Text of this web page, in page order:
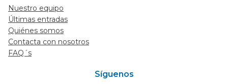
Nuestro equipo
Últimas entradas
Quiénes somos
Contacta con nosotros
FAQ´s
Síguenos